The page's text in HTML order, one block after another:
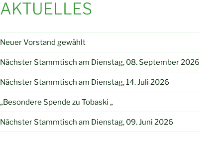
AKTUELLES
Neuer Vorstand gewählt
Nächster Stammtisch am Dienstag, 08. September 2026
Nächster Stammtisch am Dienstag, 14. Juli 2026
„Besondere Spende zu Tobaski „
Nächster Stammtisch am Dienstag, 09. Juni 2026